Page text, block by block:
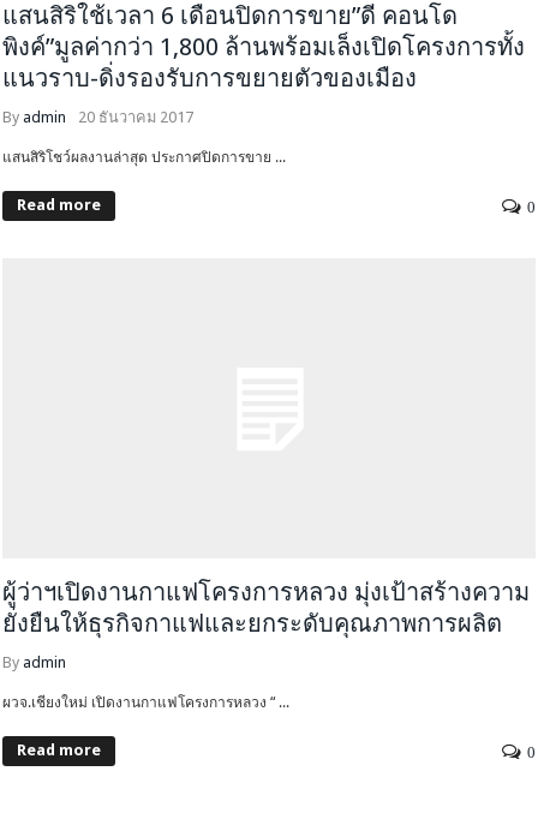
แสนสิริใช้เวลา 6 เดือนปิดการขาย”ดี คอนโด
พิงค์”มูลค่ากว่า 1,800 ล้านพร้อมเล็งเปิดโครงการทั้ง
แนวราบ-ดิ่งรองรับการขยายตัวของเมือง
By admin 20 ธันวาคม 2017
แสนสิริโชว์ผลงานล่าสุด ประกาศปิดการขาย ...
Read more 0
ผู้ว่าฯเปิดงานกาแฟโครงการหลวง มุ่งเป้าสร้างความ
ยั่งยืนให้ธุรกิจกาแฟและยกระดับคุณภาพการผลิต
By admin
ผวจ.เชียงใหม่ เปิดงานกาแฟโครงการหลวง “ ...
Read more 0